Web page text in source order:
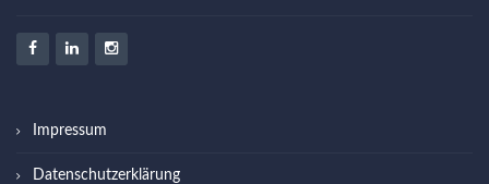
Impressum
Datenschutzerklärung